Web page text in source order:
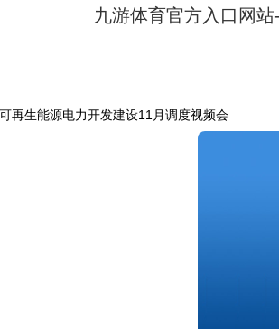
九游体育官方入口网
再生能源电力开发建设11月调度视频会